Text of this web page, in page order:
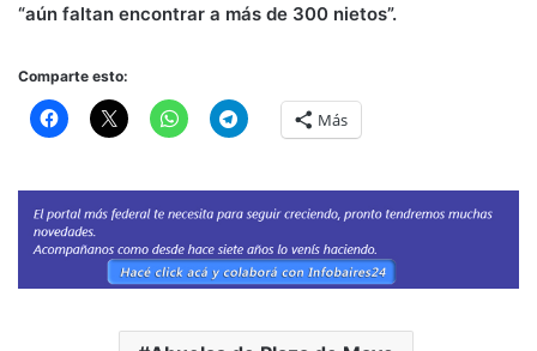
“aún faltan encontrar a más de 300 nietos”.
Comparte esto:
Más